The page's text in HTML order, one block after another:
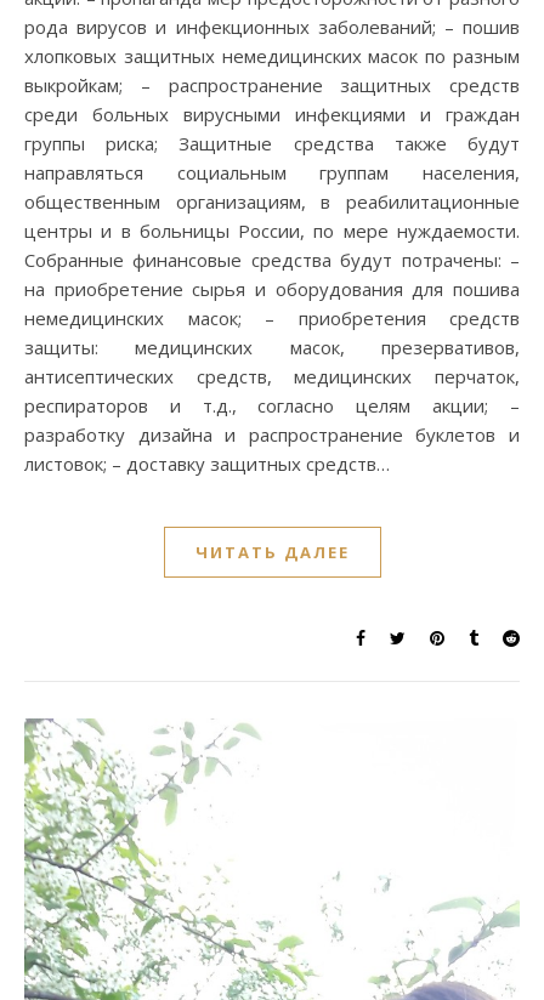
рода вирусов и инфекционных заболеваний; – пошив
хлопковых защитных немедицинских масок по разным
выкройкам; – распространение защитных средств
среди больных вирусными инфекциями и граждан
группы риска; Защитные средства также будут
направляться социальным группам населения,
общественным организациям, в реабилитационные
центры и в больницы России, по мере нуждаемости.
Собранные финансовые средства будут потрачены: –
на приобретение сырья и оборудования для пошива
немедицинских масок; – приобретения средств
защиты: медицинских масок, презервативов,
антисептических средств, медицинских перчаток,
респираторов и т.д., согласно целям акции; –
разработку дизайна и распространение буклетов и
листовок; – доставку защитных средств…
ЧИТАТЬ ДАЛЕЕ